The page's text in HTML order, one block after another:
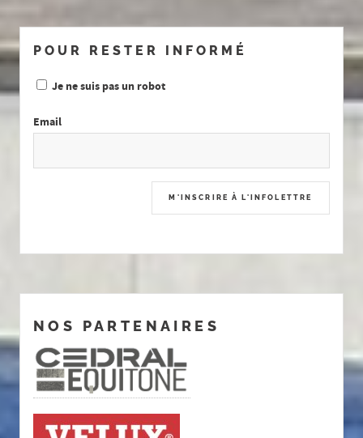
POUR RESTER INFORMÉ
Je ne suis pas un robot
Email
NOS PARTENAIRES